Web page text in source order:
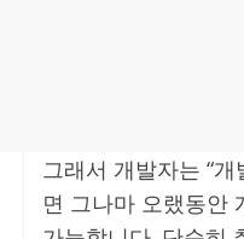
그래서 개발자는 “
면 그나마 오랬동안